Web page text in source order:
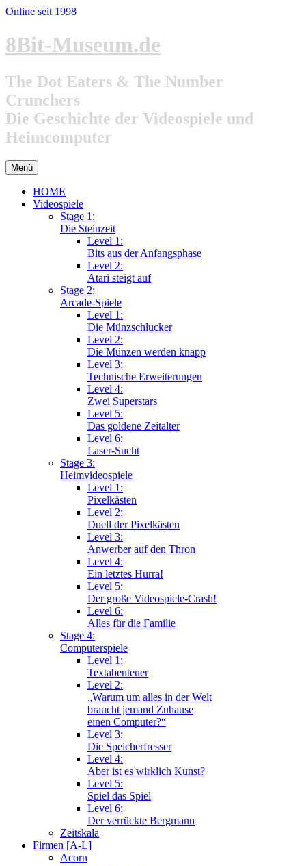
Online seit 1998
Zum
Inhalt
8Bit-Museum.de
The Dot Eaters & The Number
Crunchers
Die Geschichte der Videospiele und
Heimcomputer
Menü
HOME
Videospiele
Stage 1:
Die Steinzeit
Level 1:
Bits aus der Anfangsphase
Level 2:
Atari steigt auf
Stage 2:
Arcade-Spiele
Level 1:
Die Münzschlucker
Level 2:
Die Münzen werden knapp
Level 3:
Technische Erweiterungen
Level 4:
Zwei Superstars
Level 5:
Das goldene Zeitalter
Level 6:
Laser-Sucht
Stage 3:
Heimvideospiele
Level 1:
Pixelkästen
Level 2:
Duell der Pixelkästen
Level 3:
Anwerber auf den Thron
Level 4:
Ein letztes Hurra!
Level 5:
Der große Videospiele-Crash!
Level 6:
Alles für die Familie
Stage 4:
Computerspiele
Level 1:
Textabenteuer
Level 2:
„Warum um alles in der Welt
braucht jemand Zuhause
einen Computer?“
Level 3:
Die Speicherfresser
Level 4:
Aber ist es wirklich Kunst?
Level 5:
Spiel das Spiel
Level 6:
Der verrückte Bergmann
Zeitskala
Firmen [A-L]
Acorn